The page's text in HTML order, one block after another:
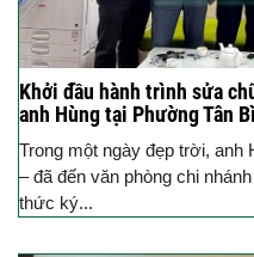
Khởi đầu hành trình sửa
anh Hùng tại Phường Tân
Trong một ngày đẹp trời,
– đã đến văn phòng chi
thức ký...